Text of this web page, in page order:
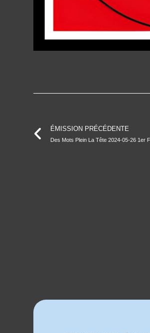
ÉMISSION PRÉCÉDENTE
Des Mots Plein La Tête 2024-05-26 1er